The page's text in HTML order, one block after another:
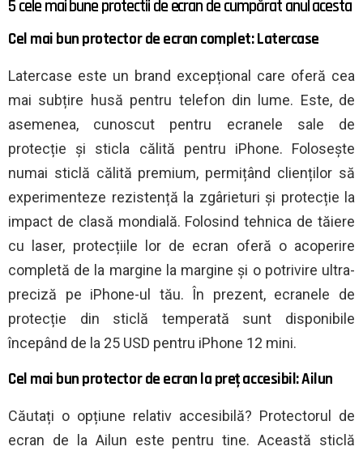
5 cele mai bune protectii de ecran de cumpărat anul acesta
Cel mai bun protector de ecran complet: Latercase
Latercase este un brand excepțional care oferă cea
mai subțire husă pentru telefon din lume. Este, de
asemenea, cunoscut pentru ecranele sale de
protecție și sticla călită pentru iPhone. Folosește
numai sticlă călită premium, permițând clienților să
experimenteze rezistență la zgârieturi și protecție la
impact de clasă mondială. Folosind tehnica de tăiere
cu laser, protecțiile lor de ecran oferă o acoperire
completă de la margine la margine și o potrivire ultra-
preciză pe iPhone-ul tău. În prezent, ecranele de
protecție din sticlă temperată sunt disponibile
începând de la 25 USD pentru iPhone 12 mini.
Cel mai bun protector de ecran la preț accesibil: Ailun
Căutați o opțiune relativ accesibilă? Protectorul de
ecran de la Ailun este pentru tine. Această sticlă